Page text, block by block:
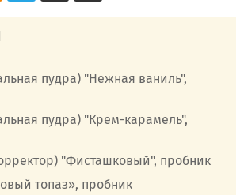
пудра) "Нежная ваниль",
пудра) "Крем-карамель",
"Фисташковый", пробник
топаз», пробник